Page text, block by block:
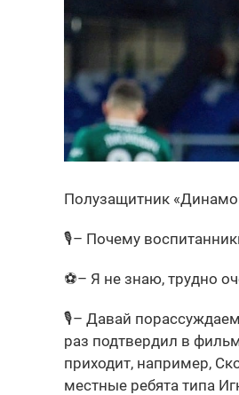
Полузащитник
🎙– Почему
⚽️– Я не знаю, трудно
🎙– Давай
раз подтвердил в
приходит, например,
местные ребята типа